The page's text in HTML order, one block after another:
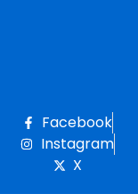
Facebook
Instagram
X